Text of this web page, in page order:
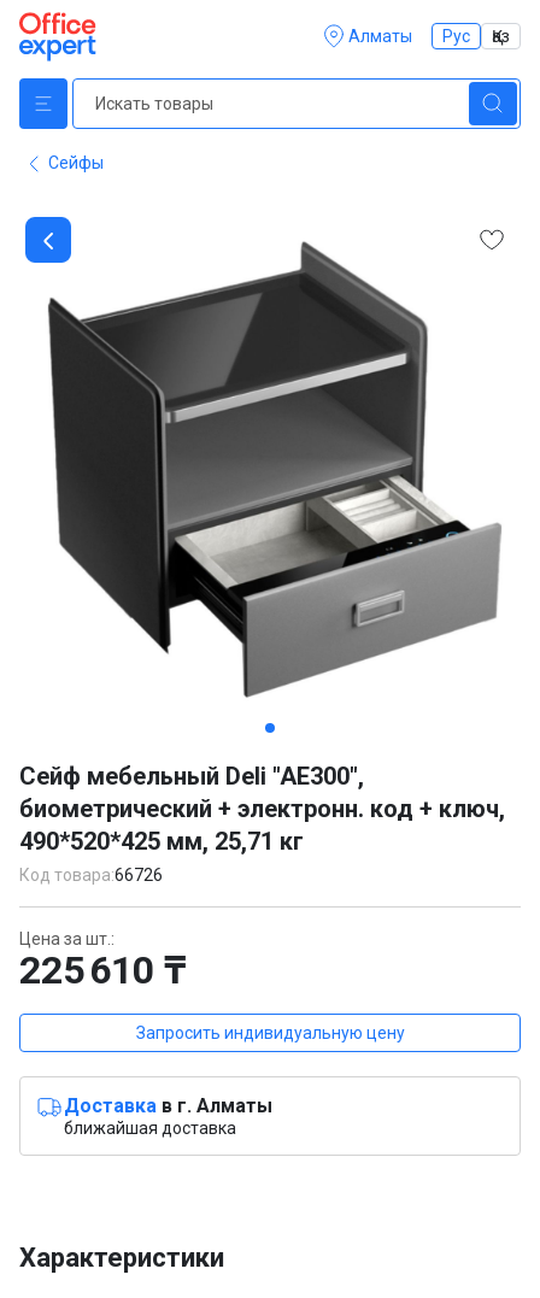
Алматы Рус Қаз
Сейфы
of
4
Сейф мебельный Deli "AE300",
биометрический + электронн. код + ключ,
490*520*425 мм, 25,71 кг
Код товара:66726
Цена за шт.:
225 610 ₸
Запросить индивидуальную цену
Доставка в г. Алматы
ближайшая доставка
Характеристики